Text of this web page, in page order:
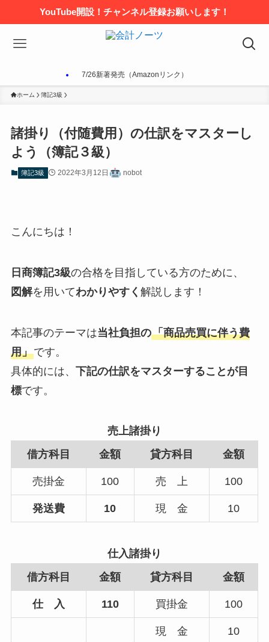
YouTube開設！チャンネル登録お願いします！
7/26新著発売（Amazonリンク）
ホーム 簿記3級
諸掛り（付随費用）の仕訳をマスターし
よう（簿記３級）
簿記3級 2022年3月12日 nobot
こんにちは！
日商簿記3級の合格を目指している方のために、
図解を用いてわかりやすく 解説します！
本記事のテーマは当社負担の「商品売買に伴う費
用」です。
具体的には、 下記の仕訳をマスターすることが目
標です。
売上諸掛り
借方科目
金額 貸方科目 金額
売掛金 100 売 上 100
発送費 10 現 金 10
仕入諸掛り
借方科目
金額 貸方科目 金額
仕 入 110 買掛金 100
現 金 10